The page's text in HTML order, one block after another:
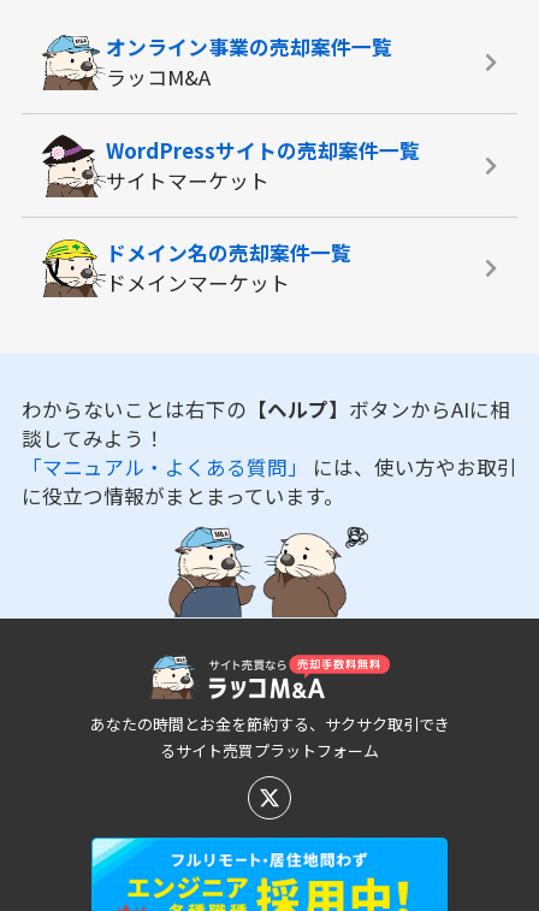
オンライン事業の売却案件一覧
ラッコM&A
WordPressサイトの売却案件一覧
サイトマーケット
ドメイン名の売却案件一覧
ドメインマーケット
わからないことは右下の 【ヘルプ】 ボタンからAIに相
談してみよう！
「マニュアル・よくある質問」 には、使い方やお取引
に役立つ情報がまとまっています。
あなたの時間とお金を節約する、サクサク取引でき
るサイト売買プラットフォーム